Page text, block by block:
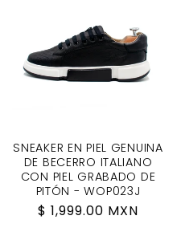
SNEAKER EN PIEL GENUINA
DE BECERRO ITALIANO
CON PIEL GRABADO DE
PITÓN - WOP023J
Regular
$ 1,999.00 MXN